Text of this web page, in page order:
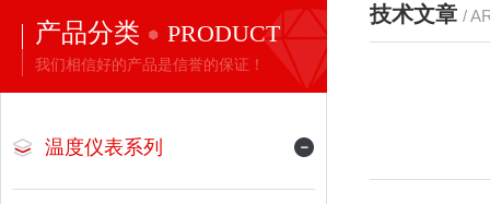
产品分类 PRODUCT
我们相信好的产品是信誉的保证！
温度仪表系列
技术文章 /